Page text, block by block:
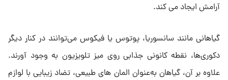
آرامش ایجاد می ‌کند.
گیاهانی مانند سانسوریا، پوتوس یا فیکوس می‌توانند در کنار دیگر
دکوری‌ها، نقطه کانونی جذابی روی میز تلویزیون به وجود آورند.
علاوه بر آن، گیاهان به‌عنوان المان‌ های طبیعی، تضاد زیبایی با لوازم